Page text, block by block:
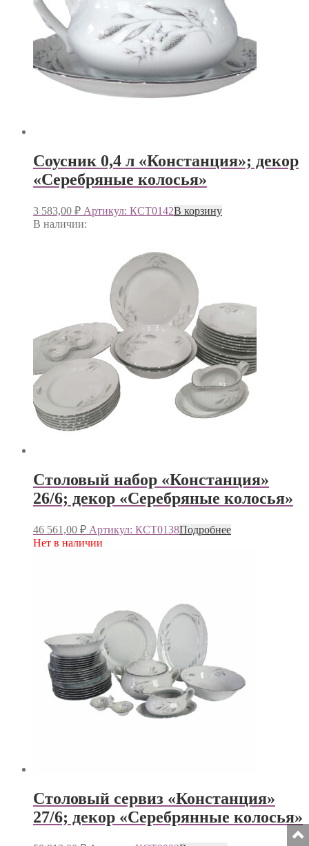
Соусник 0,4 л «Констанция»; декор
«Серебряные колосья»
3 583,00 ₽ Артикул: КСТ0142В корзину
В наличии:
Столовый набор «Констанция»
26/6; декор «Серебряные колосья»
46 561,00 ₽ Артикул: КСТ0138Подробнее
Нет в наличии
Столовый сервиз «Констанция»
27/6; декор «Серебрянные колосья»